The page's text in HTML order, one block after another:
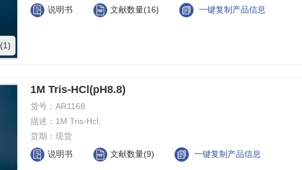
(1)
说明书
文献数量(16) 一键复制产品信息
1M Tris-HCl(pH8.8)
货号： AR1168
描述： 1M Tris-Hcl;
货期： 现货
说明书
文献数量(9) 一键复制产品信息